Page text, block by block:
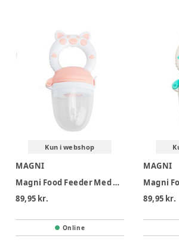
Kun i webshop
MAGNI
Magni Food Feeder Med Blødt Greb - Rosa
89,95 kr.
Online
MAGNI
89,95 kr.